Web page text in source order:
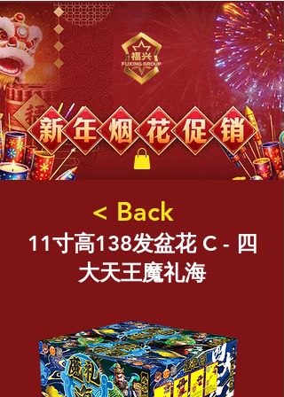
< Back
11寸高138发盆花 C - 四
大天王魔礼海